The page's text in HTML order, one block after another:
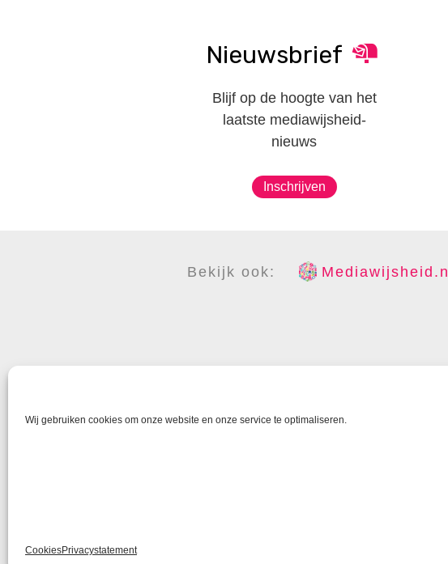
Wij gebruiken cookies om onze website en onze service te optimaliseren.
CookiesPrivacystatement
Nieuwsbrief
Blijf op de hoogte van het
laatste mediawijsheid-
nieuws
Inschrijven
Bekijk ook: Mediawijsheid.nl